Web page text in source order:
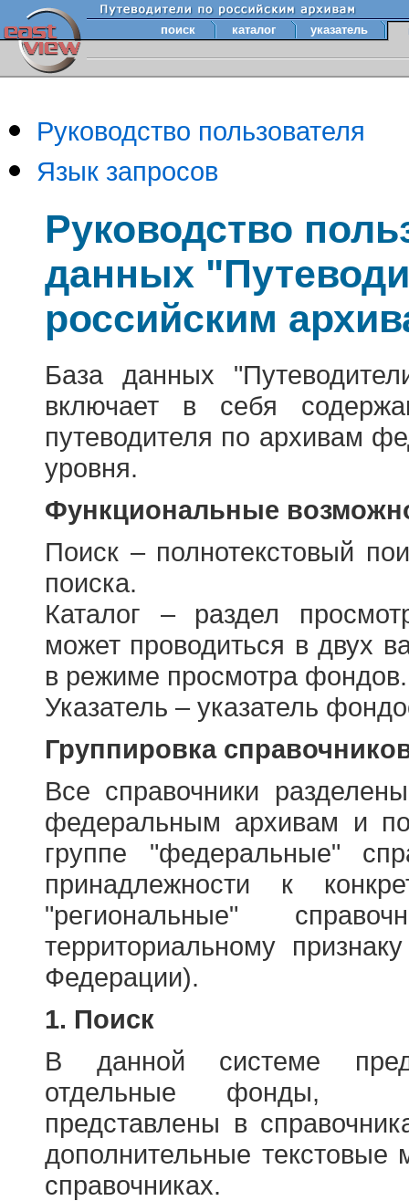
поиск каталог указатель
Руководство пользователя
Язык запросов
Руководство
данных
российским
База данных
включает в себя
путеводителя по архивам
уровня.
Функциональные
Поиск – полнотекстовый
поиска.
Каталог – раздел
может проводиться в двух
в режиме просмотра фондов.
Указатель – указатель
Группировка
Все справочники
федеральным архивам и
группе "федеральные"
принадлежности к
"региональные"
территориальному
Федерации).
1. Поиск
В данной системе
отдельные фонды,
представлены в
дополнительные
справочниках.